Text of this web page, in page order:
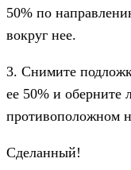
50% по
вокруг нее.
3. Снимите
ее 50% и оберните
противоположном
Сделанный!